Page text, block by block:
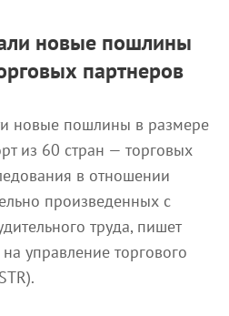
новые пошлины
партнеров
новые пошлины в размере
из 60 стран — торговых
в отношении
произведенных с
труда, пишет
управление торгового